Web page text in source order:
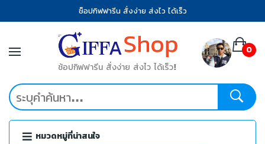
ช็อปกิฟฟารีน สั่งง่าย ส่งไว ได้เร็ว
ช้อปกิฟฟารีน สั่งง่าย ส่งไว ได้เร็ว!
0
หมวดหมู่ที่น่าสนใจ